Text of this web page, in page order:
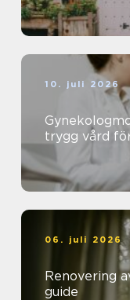
10. juli 2026
trygg vård
06. juli 2026
Renovering
guide